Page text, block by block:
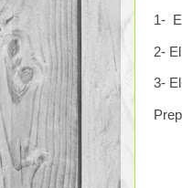
1-
2-
3-